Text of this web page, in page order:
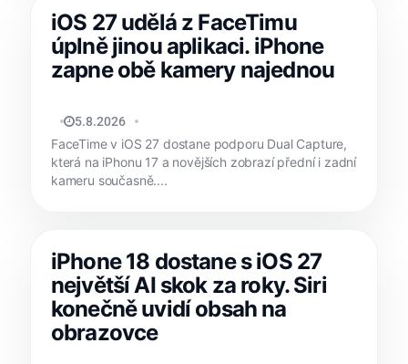
iOS 27 udělá z FaceTimu
úplně jinou aplikaci. iPhone
zapne obě kamery najednou
MATYÁŠ KOZÁK
5.8.2026
FaceTime v iOS 27 dostane podporu Dual Capture,
která na iPhonu 17 a novějších zobrazí přední i zadní
kameru současně....
iPhone 18 dostane s iOS 27
největší AI skok za roky. Siri
konečně uvidí obsah na
obrazovce